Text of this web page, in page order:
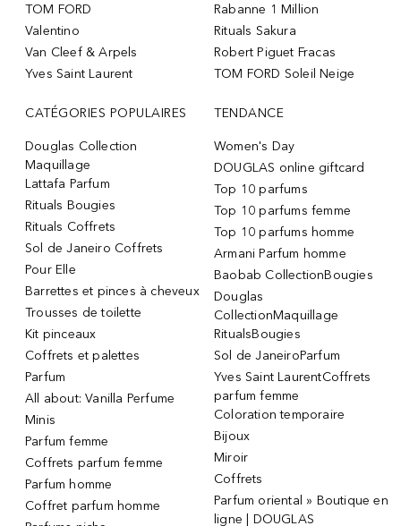
TOM FORD
Valentino
Van Cleef & Arpels
Yves Saint Laurent
Rabanne 1 Million
Rituals Sakura
Robert Piguet Fracas
TOM FORD Soleil Neige
CATÉGORIES POPULAIRES
Douglas Collection
Maquillage
Lattafa Parfum
Rituals Bougies
Rituals Coffrets
Sol de Janeiro Coffrets
Pour Elle
Barrettes et pinces à cheveux
Trousses de toilette
Kit pinceaux
Coffrets et palettes
Parfum
All about: Vanilla Perfume
Minis
Parfum femme
Coffrets parfum femme
Parfum homme
Coffret parfum homme
TENDANCE
Women's Day
DOUGLAS online giftcard
Top 10 parfums
Top 10 parfums femme
Top 10 parfums homme
Armani Parfum homme
Baobab CollectionBougies
Douglas
CollectionMaquillage
RitualsBougies
Sol de JaneiroParfum
Yves Saint LaurentCoffrets
parfum femme
Coloration temporaire
Bijoux
Miroir
Coffrets
Parfum oriental » Boutique en
ligne | DOUGLAS